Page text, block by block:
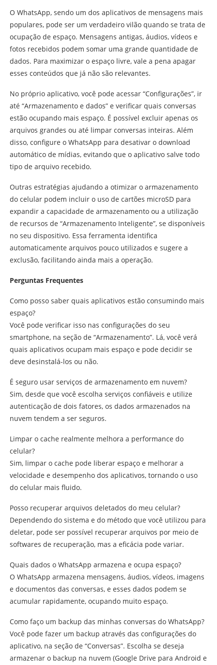
O WhatsApp, sendo um dos aplicativos de mensagens mais
populares, pode ser um verdadeiro vilão quando se trata de
ocupação de espaço. Mensagens antigas, áudios, vídeos e
fotos recebidos podem somar uma grande quantidade de
dados. Para maximizar o espaço livre, vale a pena apagar
esses conteúdos que já não são relevantes.
No próprio aplicativo, você pode acessar “Configurações”, ir
até “Armazenamento e dados” e verificar quais conversas
estão ocupando mais espaço. É possível excluir apenas os
arquivos grandes ou até limpar conversas inteiras. Além
disso, configure o WhatsApp para desativar o download
automático de mídias, evitando que o aplicativo salve todo
tipo de arquivo recebido.
Outras estratégias ajudando a otimizar o armazenamento
do celular podem incluir o uso de cartões microSD para
expandir a capacidade de armazenamento ou a utilização
de recursos de “Armazenamento Inteligente”, se disponíveis
no seu dispositivo. Essa ferramenta identifica
automaticamente arquivos pouco utilizados e sugere a
exclusão, facilitando ainda mais a operação.
Perguntas Frequentes
Como posso saber quais aplicativos estão consumindo mais
espaço?
Você pode verificar isso nas configurações do seu
smartphone, na seção de “Armazenamento”. Lá, você verá
quais aplicativos ocupam mais espaço e pode decidir se
deve desinstalá-los ou não.
É seguro usar serviços de armazenamento em nuvem?
Sim, desde que você escolha serviços confiáveis e utilize
autenticação de dois fatores, os dados armazenados na
nuvem tendem a ser seguros.
Limpar o cache realmente melhora a performance do
celular?
Sim, limpar o cache pode liberar espaço e melhorar a
velocidade e desempenho dos aplicativos, tornando o uso
do celular mais fluido.
Posso recuperar arquivos deletados do meu celular?
Dependendo do sistema e do método que você utilizou para
deletar, pode ser possível recuperar arquivos por meio de
softwares de recuperação, mas a eficácia pode variar.
Quais dados o WhatsApp armazena e ocupa espaço?
O WhatsApp armazena mensagens, áudios, vídeos, imagens
e documentos das conversas, e esses dados podem se
acumular rapidamente, ocupando muito espaço.
Como faço um backup das minhas conversas do WhatsApp?
Você pode fazer um backup através das configurações do
aplicativo, na seção de “Conversas”. Escolha se deseja
armazenar o backup na nuvem (Google Drive para Android e